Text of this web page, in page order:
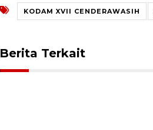
KODAM XVII CENDERAWASIH
Berita Terkait